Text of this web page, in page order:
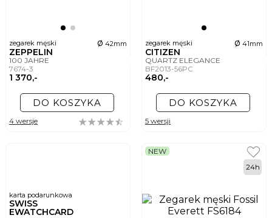
zegarek męski ø 42mm
ZEPPELIN
100 JAHRE
7674-3
1 370,-
DO KOSZYKA
4 wersje
zegarek męski ø 41mm
CITIZEN
QUARTZ ELEGANCE
BF2013-56PC
480,-
DO KOSZYKA
5 wersji
karta podarunkowa
SWISS
EWATCHCARD
NEW
24h